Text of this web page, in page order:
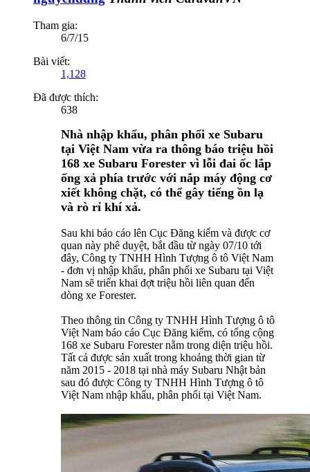
Tham gia:
6/7/15
Bài viết:
1,128
Đã được thích:
638
Nhà nhập khẩu, phân phối xe Subaru
tại Việt Nam vừa ra thông báo triệu hồi
168 xe Subaru Forester vì lỗi đai ốc lắp
ống xả phía trước với nắp máy động cơ
xiết không chặt, có thể gây tiếng ồn lạ
và rò rỉ khí xả.
Sau khi báo cáo lên Cục Đăng kiểm và được cơ
quan này phê duyệt, bắt đầu từ ngày 07/10 tới
đây, Công ty TNHH Hình Tượng ô tô Việt Nam
- đơn vị nhập khẩu, phân phối xe Subaru tại Việt
Nam sẽ triển khai đợt triệu hồi liên quan đến
dòng xe Forester.
Theo thông tin Công ty TNHH Hình Tượng ô tô
Việt Nam báo cáo Cục Đăng kiểm, có tổng cộng
168 xe Subaru Forester nằm trong diện triệu hồi.
Tất cả được sản xuất trong khoảng thời gian từ
năm 2015 - 2018 tại nhà máy Subaru Nhật bản
sau đó được Công ty TNHH Hình Tượng ô tô
Việt Nam nhập khẩu, phân phối tại Việt Nam.